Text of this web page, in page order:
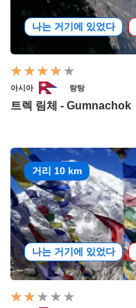
나는 거기에 있었다
아시아 랑탕
트렉 림체 - Gumnachok
거리 10 km
나는 거기에 있었다